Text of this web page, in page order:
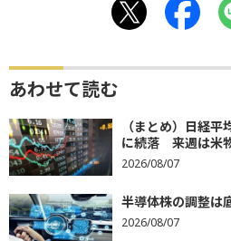
あわせて読む
（まとめ）日経
に続落 来週は米
2026/08/07
半導体株の調整は
2026/08/07